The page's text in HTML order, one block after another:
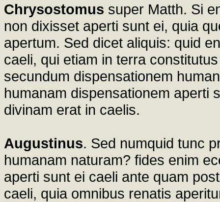
Chrysostomus super Matth. Si
non dixisset aperti sunt ei, quia
apertum. Sed dicet aliquis: quid
caeli, qui etiam in terra
secundum dispensationem
humanam dispensationem aperti
divinam erat in caelis.
Augustinus. Sed numquid tunc
humanam naturam? fides enim
aperti sunt ei caeli ante quam
caeli, quia omnibus renatis